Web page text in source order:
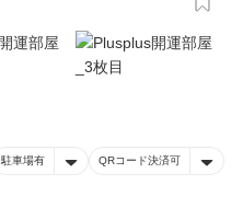
駐車場有 QRコード決済可